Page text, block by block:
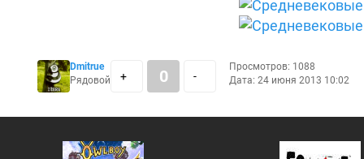
Dmitrue
Рядовой
+ 0 -
Просмотров: 1088
Дата: 24 июня 2013 10:02